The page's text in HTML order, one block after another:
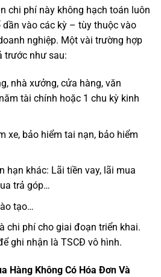
chi phí này không hạch toán luôn
vào các kỳ – tùy thuộc vào
nghiệp. Một vài trường hợp
trước như sau:
nhà xưởng, cửa hàng, văn
tài chính hoặc 1 chu kỳ kinh
xe, bảo hiểm tai nạn, bảo hiểm
hạn khác: Lãi tiền vay, lãi mua
trả góp…
tạo…
chi phí cho giai đoạn triển khai.
ghi nhận là TSCĐ vô hình.
Hàng Không Có Hóa Đơn Và